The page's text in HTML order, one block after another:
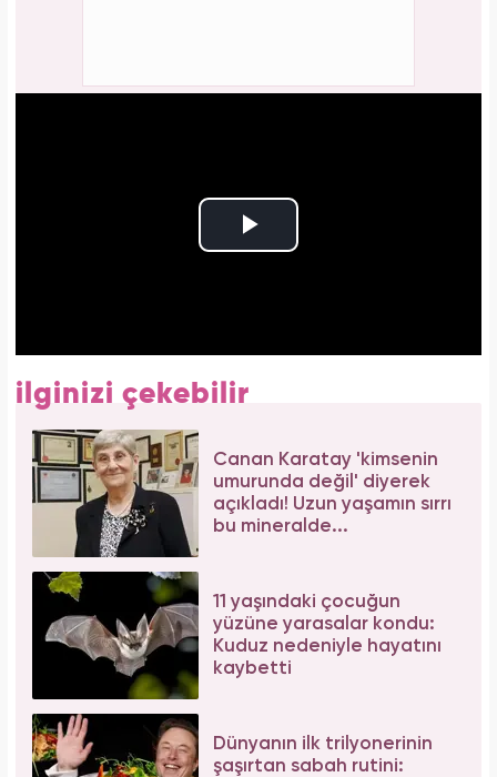
ilginizi çekebilir
Canan Karatay 'kimsenin
umurunda değil' diyerek
açıkladı! Uzun yaşamın sırrı
bu mineralde...
11 yaşındaki çocuğun
yüzüne yarasalar kondu:
Kuduz nedeniyle hayatını
kaybetti
Dünyanın ilk trilyonerinin
şaşırtan sabah rutini: